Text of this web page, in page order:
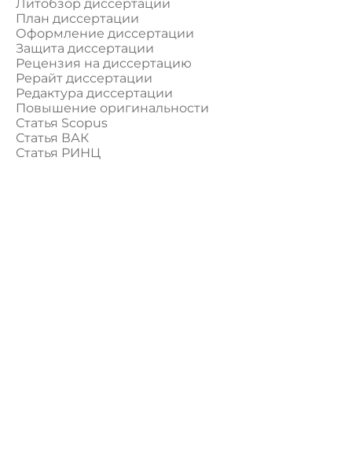
Литобзор диссертации
План диссертации
Оформление диссертации
Защита диссертации
Рецензия на диссертацию
Рерайт диссертации
Редактура диссертации
Повышение оригинальности
Статья Scopus
Статья ВАК
Статья РИНЦ